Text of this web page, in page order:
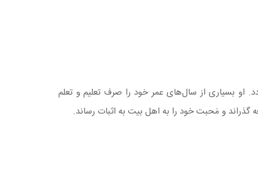
بسیاری از سال‌های عمر خود را صرف تعلیم و تعلم
گذراند و مَحبت خود را به اهل بیت به اثبات رساند.